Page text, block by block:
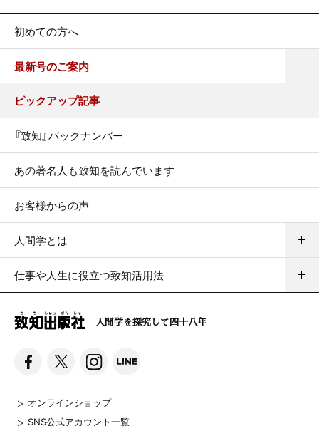
初めての方へ
最新号のご案内
ピックアップ記事
『致知』バックナンバー
あの著名人も致知を読んでいます
お客様からの声
人間学とは
仕事や人生に役立つ致知活用法
人間学を探究して四十八年
オンラインショップ
SNS公式アカウント一覧